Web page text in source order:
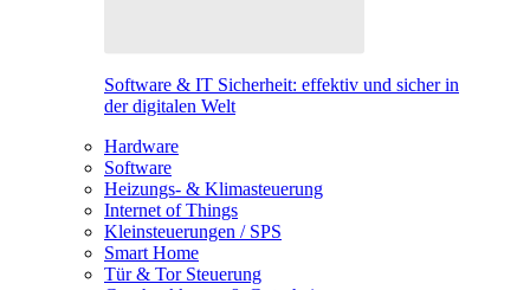
Software & IT Sicherheit: effektiv und sicher in
der digitalen Welt
Hardware
Software
Heizungs- & Klimasteuerung
Internet of Things
Kleinsteuerungen / SPS
Smart Home
Tür & Tor Steuerung